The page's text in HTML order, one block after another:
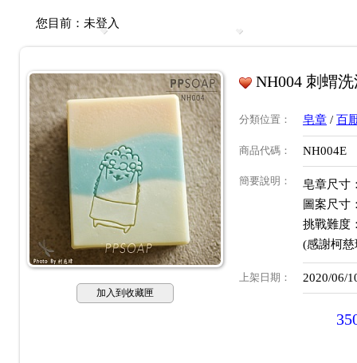
您目前： 未登入
加入到收藏匣
NH004 刺蝟
分類位置 ： 皂章 / 百
商品代碼 ： NH004E
簡要說明 ：
皂章尺寸
圖案尺寸
挑戰難
(感謝柯
上架日期 ： 2020/06/